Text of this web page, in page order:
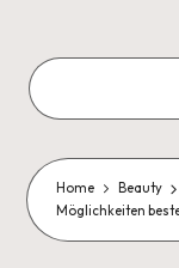
content
Blog
Home Beauty
Möglichkeiten